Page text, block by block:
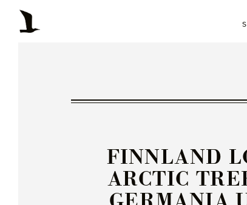
FINNLAND
ARCTIC